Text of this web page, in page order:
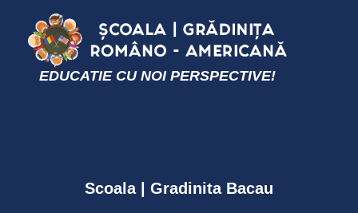
EDUCATIE CU NOI PERSPECTIVE!
Scoala | Gradinita Bacau